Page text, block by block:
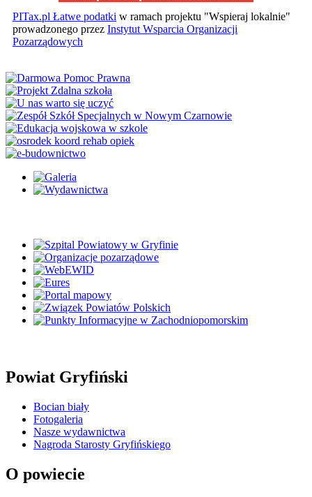
PITax.pl Łatwe podatki w ramach projektu "Wspieraj lokalnie"
prowadzonego przez Instytut Wsparcia Organizacji
Pozarządowych
Powiat Gryfiński
Bocian biały
Fotogaleria
Nasze wydawnictwa
Nagroda Starosty Gryfińskiego
O powiecie